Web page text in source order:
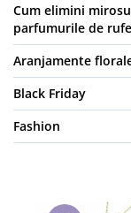
Cum elimini
parfumurile de rufe
Aranjamente
Black Friday
Fashion